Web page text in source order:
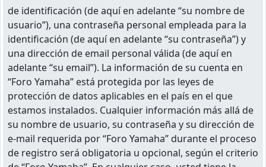
de identificación (de aquí en adelante “su nombre de
usuario”), una contraseña personal empleada para la
identificación (de aquí en adelante “su contraseña”) y
una dirección de email personal válida (de aquí en
adelante “su email”). La información de su cuenta en
“Foro Yamaha” está protegida por las leyes de
protección de datos aplicables en el país en el que
estamos instalados. Cualquier información más allá de
su nombre de usuario, su contraseña y su dirección de
e-mail requerida por “Foro Yamaha” durante el proceso
de registro será obligatoria u opcional, según el criterio